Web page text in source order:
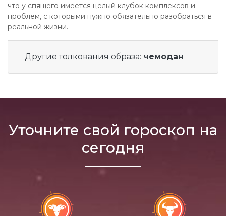
что у спящего имеется целый клубок комплексов и
проблем, с которыми нужно обязательно разобраться в
реальной жизни.
Другие толкования образа: чемодан
Уточните свой гороскоп на
сегодня